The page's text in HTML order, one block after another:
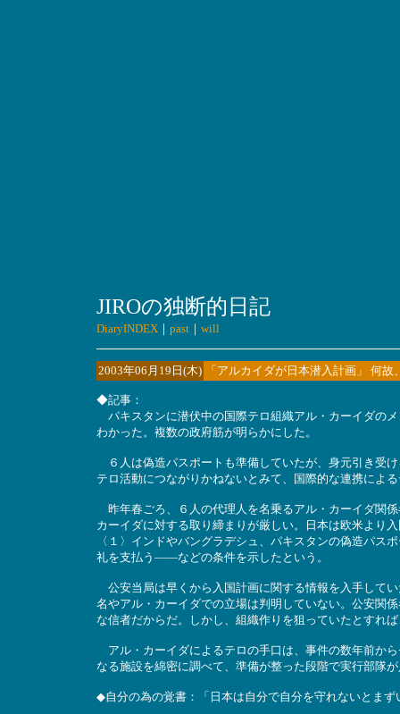
JIROの独断的日記
DiaryINDEX｜ past｜ will
2003年06月19日(木) 「アルカイダが日本潜入計画」 何
◆記事：
パキスタンに潜伏中の国際テロ組織アル・カーイダの
わかった。複数の政府筋が明らかにした。
６人は偽造パスポートも準備していたが、身元引き受
テロ活動につながりかねないとみて、国際的な連携によ
昨年春ごろ、６人の代理人を名乗るアル・カーイダ関
カーイダに対する取り締まりが厳しい。日本は欧米より
〈１〉インドやバングラデシュ、パキスタンの偽造パス
礼を支払う――などの条件を示したという。
公安当局は早くから入国計画に関する情報を入手して
名やアル・カーイダでの立場は判明していない。公安関
な信者だからだ。しかし、組織作りを狙っていたとすれ
アル・カーイダによるテロの手口は、事件の数年前か
なる施設を綿密に調べて、準備が整った段階で実行部隊
◆自分の為の覚書：「日本は自分で自分を守れないとまず